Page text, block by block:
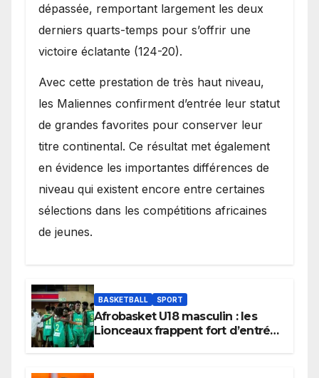
dépassée, remportant largement les deux
derniers quarts-temps pour s’offrir une
victoire éclatante (124-20).
Avec cette prestation de très haut niveau,
les Maliennes confirment d’entrée leur statut
de grandes favorites pour conserver leur
titre continental. Ce résultat met également
en évidence les importantes différences de
niveau qui existent encore entre certaines
sélections dans les compétitions africaines
de jeunes.
BASKETBALL SPORT
Afrobasket U18 masculin : les
Lionceaux frappent fort d’entrée